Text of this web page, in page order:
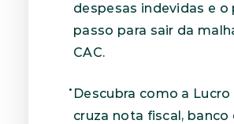
despesas indevidas e o
passo para sair da
CAC.
Descubra como a Lucro
cruza nota fiscal, banco